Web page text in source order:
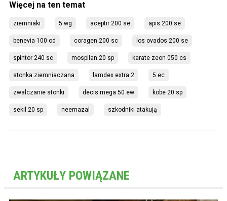
ziemniaki 5 wg aceptir 200 se apis 200 se
benevia 100 od coragen 200 sc los ovados 200 se
spintor 240 sc mospilan 20 sp karate zeon 050 cs
stonka ziemniaczana lamdex extra 2 5 ec
zwalczanie stonki decis mega 50 ew kobe 20 sp
sekil 20 sp neemazal szkodniki atakują
ARTYKUŁY POWIĄZANE